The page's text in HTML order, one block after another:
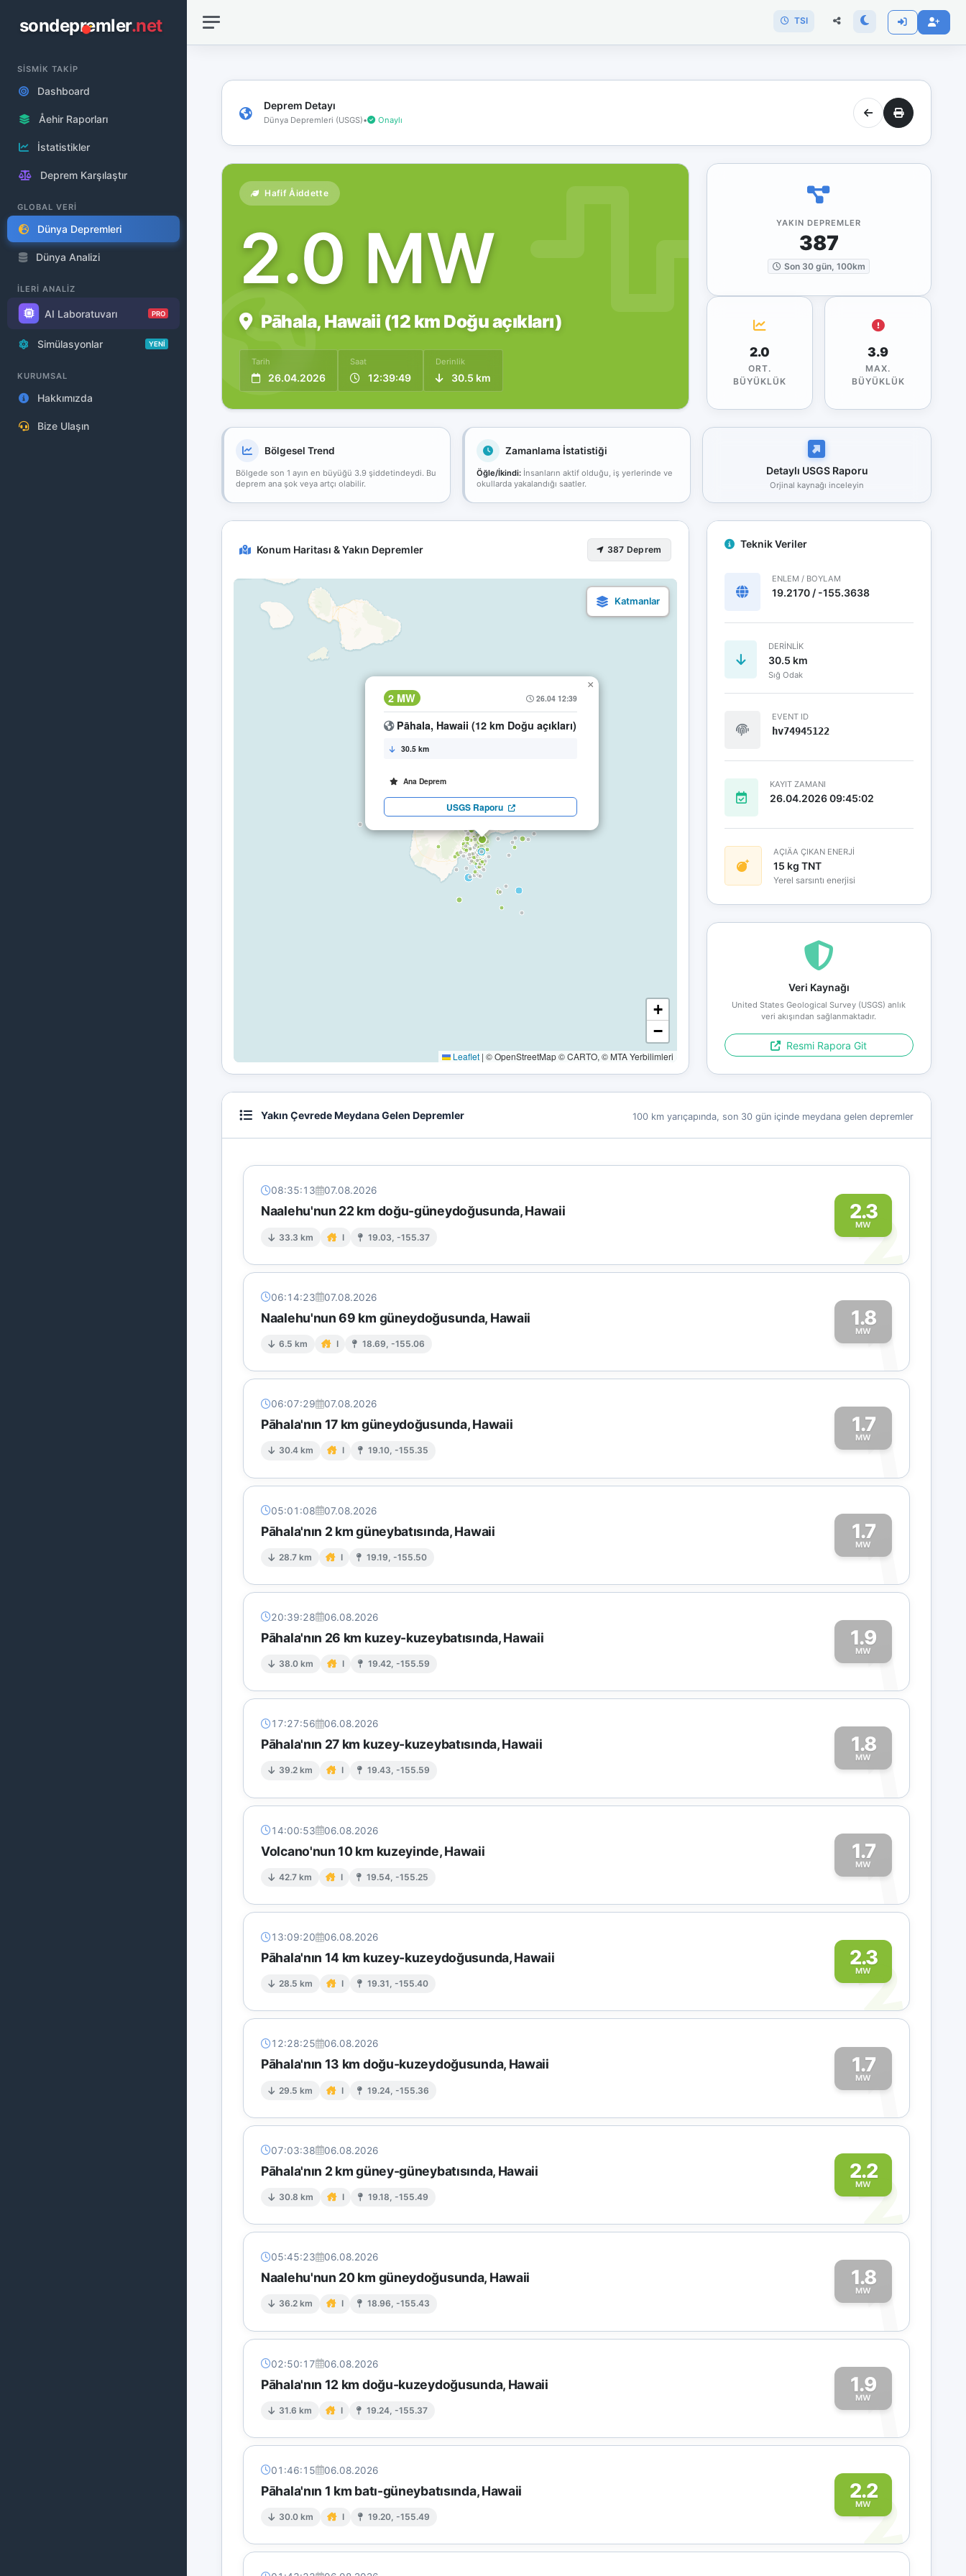
sondepremler.net
SİSMİK TAKİP
Dashboard
Åehir Raporları
İstatistikler
Deprem Karşılaştır
GLOBAL VERİ
Dünya Depremleri
Dünya Analizi
İLERİ ANALİZ
AI Laboratuvarı PRO
Simülasyonlar YENİ
KURUMSAL
Hakkımızda
Bize Ulaşın
TSI
Deprem Detayı
Dünya Depremleri (USGS)• Onaylı
Hafif Åiddette
2.0 MW
Pāhala, Hawaii (12 km Doğu açıkları)
Tarih
26.04.2026
Saat
12:39:49
Derinlik
30.5 km
YAKIN DEPREMLER
387
Son 30 gün, 100km
2.0
ORT.
BÜYÜKLÜK
3.9
MAX.
BÜYÜKLÜK
Bölgesel Trend
Bölgede son 1 ayın en büyüğü 3.9 şiddetindeydi. Bu
deprem ana şok veya artçı olabilir.
Zamanlama İstatistiği
Öğle/İkindi:İnsanların aktif olduğu, iş yerlerinde ve
okullarda yakalandığı saatler.
Detaylı USGS Raporu
Orjinal kaynağı inceleyin
Konum Haritası & Yakın Depremler 387 Deprem
2 MW 26.04 12:39
Pāhala, Hawaii (12 km Doğu açıkları)
30.5 km
Ana Deprem
USGS Raporu
×
+
−
Leaflet | © OpenStreetMap © CARTO, © MTA Yerbilimleri
Teknik Veriler
ENLEM / BOYLAM
19.2170 / -155.3638
DERINLIK
30.5 km
Sığ Odak
EVENT ID
hv74945122
KAYIT ZAMANI
26.04.2026 09:45:02
AÇIÄA ÇIKAN ENERJİ
15 kg TNT
Yerel sarsıntı enerjisi
Veri Kaynağı
United States Geological Survey (USGS) anlık
veri akışından sağlanmaktadır.
Resmi Rapora Git
Yakın Çevrede Meydana Gelen Depremler 100 km yarıçapında, son 30 gün içinde meydana gelen depremler
08:35:13 07.08.2026
Naalehu'nun 22 km doğu-güneydoğusunda, Hawaii
33.3 km I 19.03, -155.37
2.3
MW
2
06:14:23 07.08.2026
Naalehu'nun 69 km güneydoğusunda, Hawaii
6.5 km I 18.69, -155.06
1.8
MW
1
06:07:29 07.08.2026
Pāhala'nın 17 km güneydoğusunda, Hawaii
30.4 km I 19.10, -155.35
1.7
MW
1
05:01:08 07.08.2026
Pāhala'nın 2 km güneybatısında, Hawaii
28.7 km I 19.19, -155.50
1.7
MW
1
20:39:28 06.08.2026
Pāhala'nın 26 km kuzey-kuzeybatısında, Hawaii
38.0 km I 19.42, -155.59
1.9
MW
1
17:27:56 06.08.2026
Pāhala'nın 27 km kuzey-kuzeybatısında, Hawaii
39.2 km I 19.43, -155.59
1.8
MW
1
14:00:53 06.08.2026
Volcano'nun 10 km kuzeyinde, Hawaii
42.7 km I 19.54, -155.25
1.7
MW
1
13:09:20 06.08.2026
Pāhala'nın 14 km kuzey-kuzeydoğusunda, Hawaii
28.5 km I 19.31, -155.40
2.3
MW
2
12:28:25 06.08.2026
Pāhala'nın 13 km doğu-kuzeydoğusunda, Hawaii
29.5 km I 19.24, -155.36
1.7
MW
1
07:03:38 06.08.2026
Pāhala'nın 2 km güney-güneybatısında, Hawaii
30.8 km I 19.18, -155.49
2.2
MW
2
05:45:23 06.08.2026
Naalehu'nun 20 km güneydoğusunda, Hawaii
36.2 km I 18.96, -155.43
1.8
MW
1
02:50:17 06.08.2026
Pāhala'nın 12 km doğu-kuzeydoğusunda, Hawaii
31.6 km I 19.24, -155.37
1.9
MW
1
01:46:15 06.08.2026
Pāhala'nın 1 km batı-güneybatısında, Hawaii
30.0 km I 19.20, -155.49
2.2
MW
2
bağlantınız